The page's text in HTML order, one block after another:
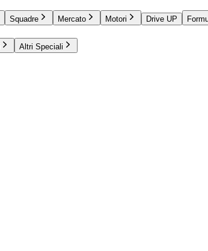
Squadre Mercato Motori Drive UP
Altri Speciali